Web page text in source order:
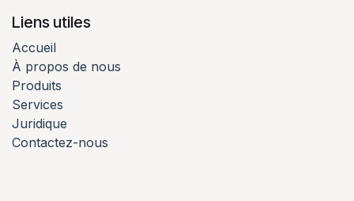
Liens utiles
Accueil
À propos de nous
Produits
Services
Juridique
Contactez-nous